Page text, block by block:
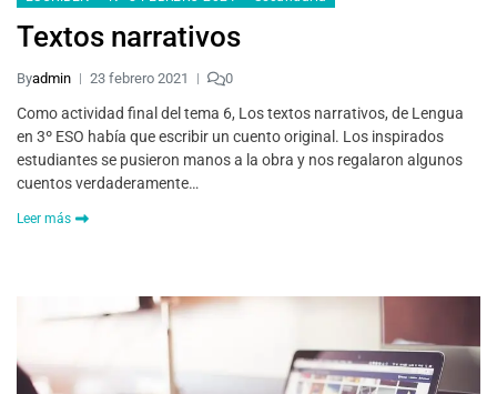
Textos narrativos
Byadmin 23 febrero 2021 0
Como actividad final del tema 6, Los textos narrativos, de Lengua
en 3º ESO había que escribir un cuento original. Los inspirados
estudiantes se pusieron manos a la obra y nos regalaron algunos
cuentos verdaderamente…
Leer más